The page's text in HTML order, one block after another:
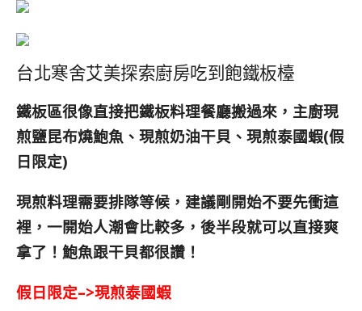
台北寒舍艾美探索廚房吃到飽鐵板檯
鐵板區很像直接把鐵板料理餐廳搬過來，主廚現
煎鹽昆布燒鮑魚、現煎奶油干貝、 現煎泰國蝦(假
日限定)
現煎料理需要排隊等候，建議剛開始不要先衝這
裡，一開始人潮會比較多，後半段就可以直接爽
拿了！鮑魚跟干貝都很讚！
假日限定–>現煎泰國蝦